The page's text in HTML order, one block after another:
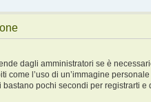
dagli amministratori se è
come l’uso di un’immagine
bastano pochi secondi per registrarti